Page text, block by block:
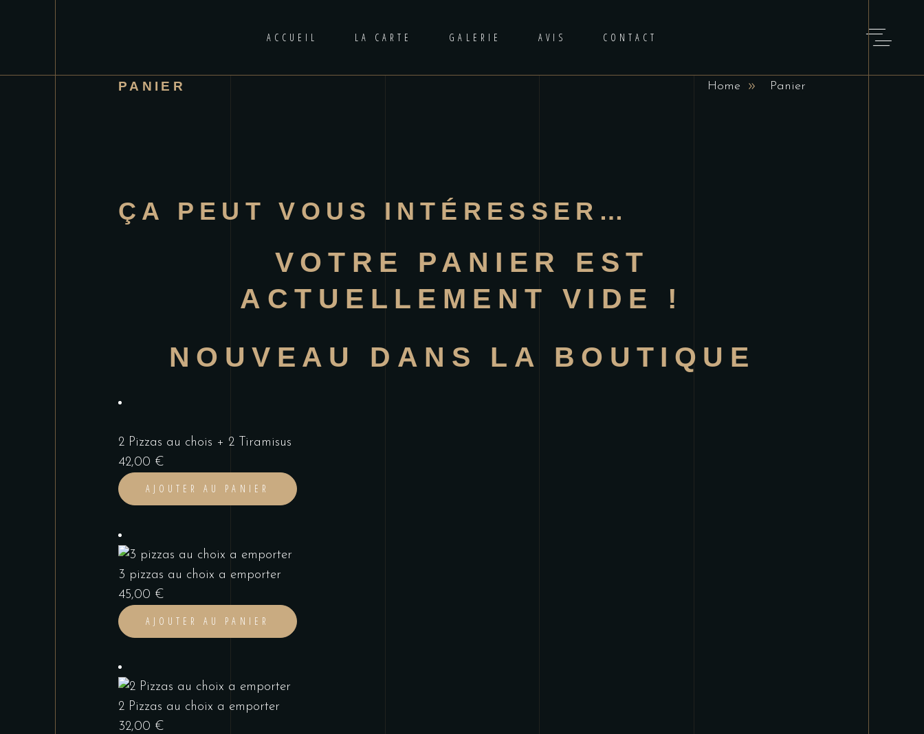
ACCUEIL LA CARTE GALERIE AVIS CONTACT
PANIER Home Panier
ÇA PEUT VOUS INTÉRESSER…
VOTRE PANIER EST
ACTUELLEMENT VIDE !
NOUVEAU DANS LA BOUTIQUE
2 Pizzas au chois + 2 Tiramisus
42,00 €
AJOUTER AU PANIER
3 pizzas au choix a emporter
45,00 €
AJOUTER AU PANIER
2 Pizzas au choix a emporter
32,00 €